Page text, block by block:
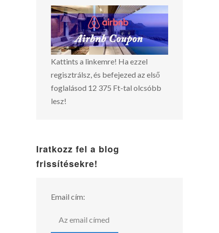
Kattints a linkemre! Ha ezzel
regisztrálsz, és befejezed az első
foglalásod 12 375 Ft-tal olcsóbb
lesz!
Iratkozz fel a blog
frissítésekre!
Email cím: